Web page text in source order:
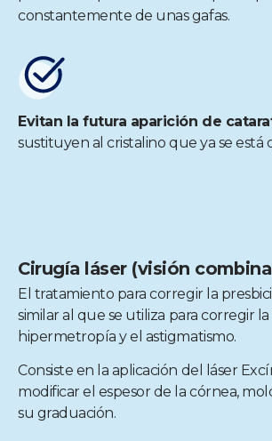
constantemente de unas gafas.
Evitan la futura aparición de
sustituyen al cristalino que ya se está
Cirugía láser (visión
El tratamiento para corregir la
similar al que se utiliza para corregir la
hipermetropía y el astigmatismo.
Consiste en la aplicación del láser
modificar el espesor de la córnea,
su graduación.